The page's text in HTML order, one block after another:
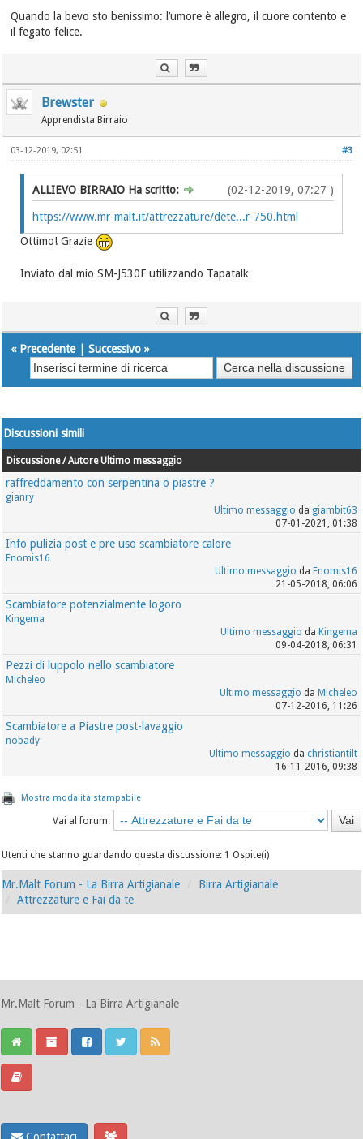
Quando la bevo sto benissimo: l’umore è allegro, il cuore contento e
il fegato felice.
Brewster
Apprendista Birraio
#3
03-12-2019, 02:51
(02-12-2019, 07:27 )
ALLIEVO BIRRAIO Ha scritto:
https://www.mr-malt.it/attrezzature/dete...r-750.html
Ottimo! Grazie
Inviato dal mio SM-J530F utilizzando Tapatalk
« Precedente|Successivo »
Discussioni simili
Discussione / Autore Ultimo messaggio
raffreddamento con serpentina o piastre ?
gianry
Ultimo messaggio da giambit63
07-01-2021, 01:38
Info pulizia post e pre uso scambiatore calore
Enomis16
Ultimo messaggio da Enomis16
21-05-2018, 06:06
Scambiatore potenzialmente logoro
Kingema
Ultimo messaggio da Kingema
09-04-2018, 06:31
Pezzi di luppolo nello scambiatore
Micheleo
Ultimo messaggio da Micheleo
07-12-2016, 11:26
Scambiatore a Piastre post-lavaggio
nobady
Ultimo messaggio da christiantilt
16-11-2016, 09:38
Mostra modalità stampabile
Vai al forum:
Utenti che stanno guardando questa discussione: 1 Ospite(i)
Mr.Malt Forum - La Birra Artigianale
Birra Artigianale
Attrezzature e Fai da te
Mr.Malt Forum - La Birra Artigianale